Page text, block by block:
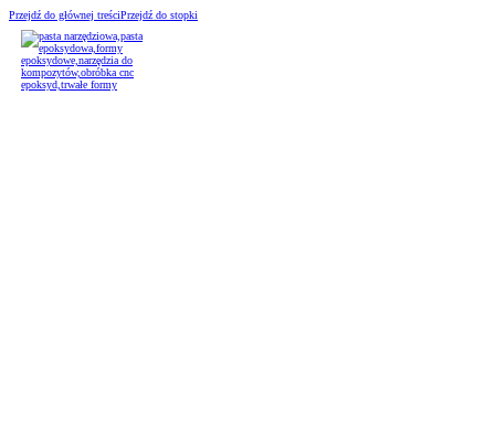
Przejdź do głównej treściPrzejdź do stopki